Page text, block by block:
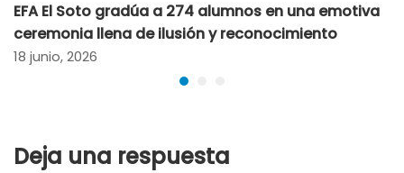
EFA El Soto gradúa a 274 alumnos en una emotiva
ceremonia llena de ilusión y reconocimiento
18 junio, 2026
Deja una respuesta